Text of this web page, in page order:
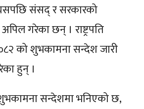
संसद् र सरकारको
गरेका छन् । राष्ट्रपति
को शुभकामना सन्देश जारी
हुन् ।
शुभकामना सन्देशमा भनिएको छ,